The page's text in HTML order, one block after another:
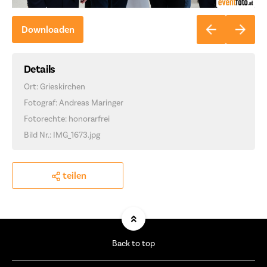
Downloaden
Details
Ort: Grieskirchen
Fotograf: Andreas Maringer
Fotorechte: honorarfrei
Bild Nr.: IMG_1673.jpg
teilen
Back to top